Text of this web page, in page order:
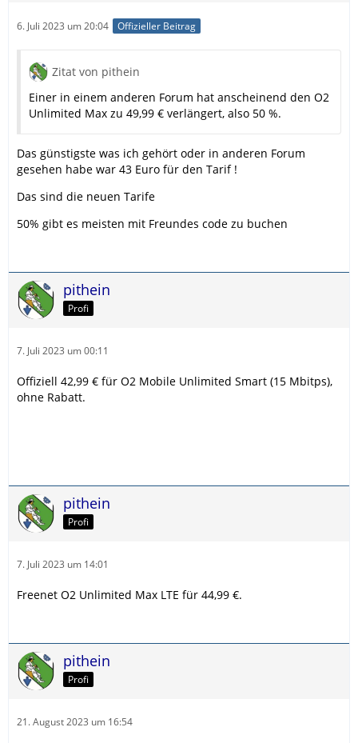
6. Juli 2023 um 20:04 Offizieller Beitrag
Zitat von pithein
Einer in einem anderen Forum hat anscheinend den O2
Unlimited Max zu 49,99 € verlängert, also 50 %.
Das günstigste was ich gehört oder in anderen Forum
gesehen habe war 43 Euro für den Tarif !
Das sind die neuen Tarife
50% gibt es meisten mit Freundes code zu buchen
pithein
Profi
7. Juli 2023 um 00:11
Offiziell 42,99 € für O2 Mobile Unlimited Smart (15 Mbitps),
ohne Rabatt.
pithein
Profi
7. Juli 2023 um 14:01
Freenet O2 Unlimited Max LTE für 44,99 €.
pithein
Profi
21. August 2023 um 16:54